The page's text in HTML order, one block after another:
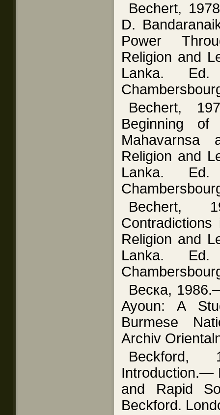
Bechert,
D.
Power
Religion and
Lanka.
Bechert,
Beginning of
Mahavarnsa
Religion and
Lanka.
Bechert,
Religion and
Lanka.
Веска,
Ayoun: A
Burmese
Archiv
Beckford,
Introduction.—
and Rapid
Beckford.